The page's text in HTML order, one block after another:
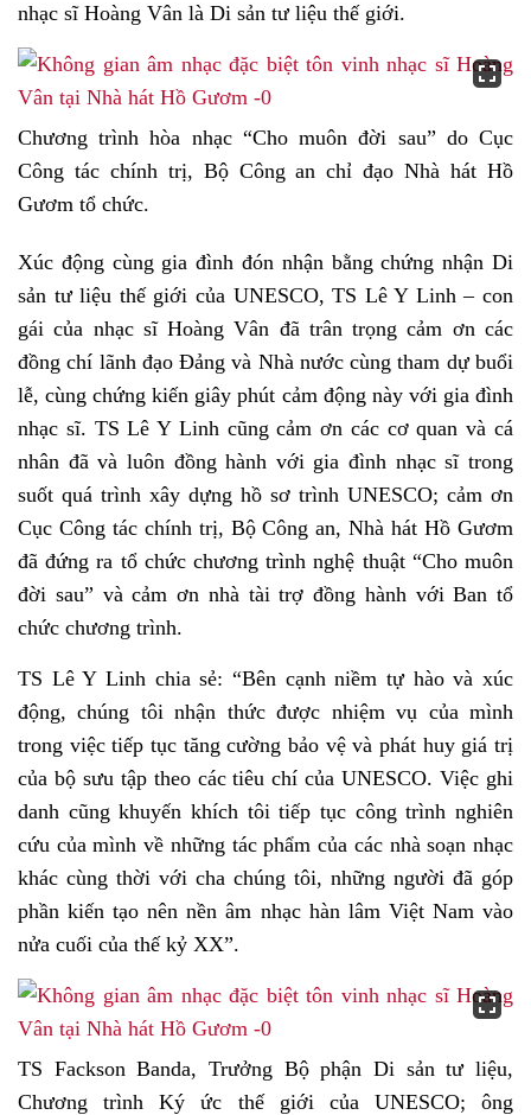
nhạc sĩ Hoàng Vân là Di sản tư liệu thế giới.
Chương trình hòa nhạc “Cho muôn đời sau” do Cục
Công tác chính trị, Bộ Công an chỉ đạo Nhà hát Hồ
Gươm tổ chức.
Xúc động cùng gia đình đón nhận bằng chứng nhận Di
sản tư liệu thế giới của UNESCO, TS Lê Y Linh – con
gái của nhạc sĩ Hoàng Vân đã trân trọng cảm ơn các
đồng chí lãnh đạo Đảng và Nhà nước cùng tham dự buổi
lễ, cùng chứng kiến giây phút cảm động này với gia đình
nhạc sĩ. TS Lê Y Linh cũng cảm ơn các cơ quan và cá
nhân đã và luôn đồng hành với gia đình nhạc sĩ trong
suốt quá trình xây dựng hồ sơ trình UNESCO; cảm ơn
Cục Công tác chính trị, Bộ Công an, Nhà hát Hồ Gươm
đã đứng ra tổ chức chương trình nghệ thuật “Cho muôn
đời sau” và cảm ơn nhà tài trợ đồng hành với Ban tổ
chức chương trình.
TS Lê Y Linh chia sẻ: “Bên cạnh niềm tự hào và xúc
động, chúng tôi nhận thức được nhiệm vụ của mình
trong việc tiếp tục tăng cường bảo vệ và phát huy giá trị
của bộ sưu tập theo các tiêu chí của UNESCO. Việc ghi
danh cũng khuyến khích tôi tiếp tục công trình nghiên
cứu của mình về những tác phẩm của các nhà soạn nhạc
khác cùng thời với cha chúng tôi, những người đã góp
phần kiến tạo nên nền âm nhạc hàn lâm Việt Nam vào
nửa cuối của thế kỷ XX”.
TS Fackson Banda, Trưởng Bộ phận Di sản tư liệu,
Chương trình Ký ức thế giới của UNESCO; ông